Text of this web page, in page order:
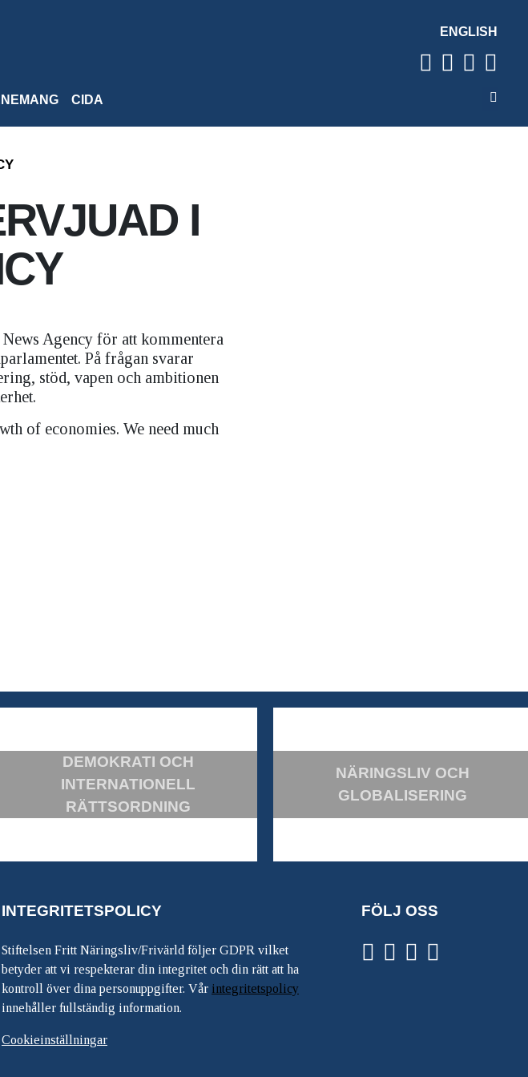
ENGLISH
CIDA
I
Agency för att kommentera
På frågan svarar
stöd, vapen och ambitionen
of economies. We need much
DEMOKRATI OCH
INTERNATIONELL
RÄTTSORDNING
NÄRINGSLIV OCH
GLOBALISERING
INTEGRITETSPOLICY
Stiftelsen Fritt Näringsliv/Frivärld följer GDPR vilket
betyder att vi respekterar din integritet och din rätt att ha
kontroll över dina personuppgifter. Vår integritetspolicy
innehåller fullständig information.
Cookieinställningar
FÖLJ OSS